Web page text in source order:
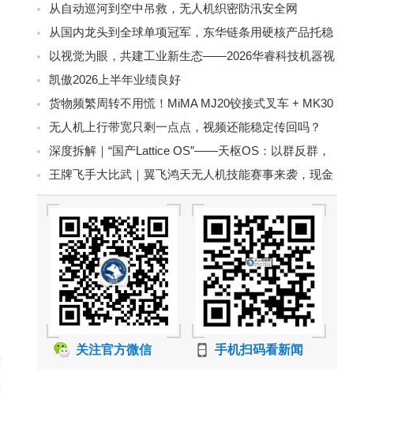
从自动巡河到空中吊救，无人机织密防汛安全网
从国内龙头到全球单项冠军，东华链条用硬核产品托稳
全球叉车供应链
以视觉为眼，共建工业新生态——2026华睿科技机器视
觉生态大会苏州站圆满落幕
凯傲2026上半年业绩良好
货物频繁周转不用慌！MiMA MJ20铰接式叉车 + MK30
平衡重叉车，助力电商行业仓储效率翻倍！
无人机上行带宽只剩一点点，视频还能稳定传回吗？
深度拆解｜“国产Lattice OS”——天枢OS：以群反群，
构建中国自主低空反无人机蜂群作战体系
王牌飞手大比武｜翼飞鸿天无人机技能赛事来袭，现金
大奖等你来拿
关注官方微信 手机扫码看新闻